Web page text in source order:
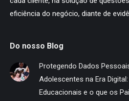
eficiência do negócio, diante de
Do nosso Blog
Protegendo Dados
Adolescentes na Era
Educacionais e o que os